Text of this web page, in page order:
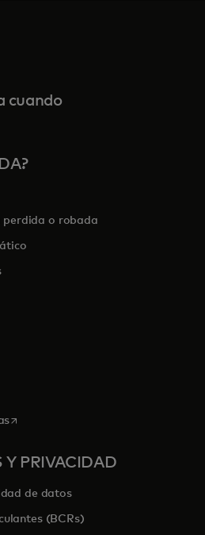
cuando
perdida o robada
nueva
se abre en una pestaña nueva
Y PRIVACIDAD
de datos
(BCRs)